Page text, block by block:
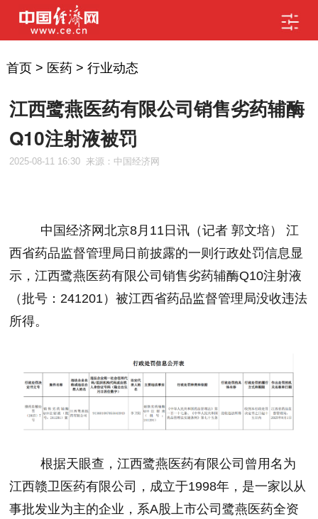
首页> 医药> 行业动态
江西鹭燕医药有限公司销售劣药辅酶
Q10注射液被罚
2025-08-11 16:30 来源：中国经济网
中国经济网北京8月 11日讯（记者 郭文培） 江
西省药品监督管理局日前披露的一则行政处罚信息显
示，江西鹭燕医药有限公司销售劣药辅酶Q10注射液
（批号： 241201）被江西省药品监督管理局没收违法
所得。
根据天眼查，江西鹭燕医药有限公司曾用名为
江西赣卫医药有限公司，成立于1998年，是一家以从
事批发业为主的企业，系A股上市公司鹭燕医药全资